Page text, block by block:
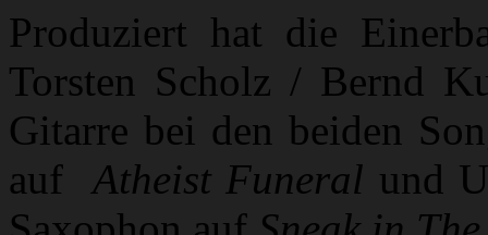
Produziert hat die
Torsten Scholz / Bernd
Gitarre bei den beiden
auf Atheist Funeral und